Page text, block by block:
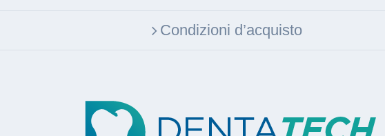
Condizioni d’acquisto